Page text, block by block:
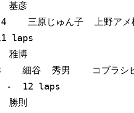
基彦
三原じゅん子  上野アメ
laps
雅博
細谷  秀男    コブラシ
-  12 laps
勝則